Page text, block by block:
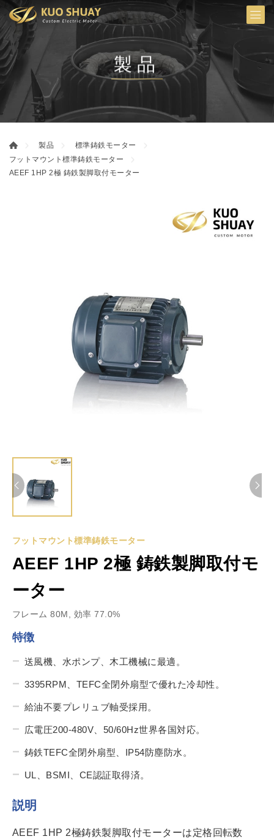
製品
製品
標準鋳鉄モーター
フットマウント標準鋳鉄モーター
AEEF 1HP 2極 鋳鉄製脚取付モーター
フットマウント標準鋳鉄モーター
AEEF 1HP 2極 鋳鉄製脚取付モ
ーター
フレーム 80M, 効率 77.0%
特徴
送風機、水ポンプ、木工機械に最適。
3395RPM、TEFC全閉外扇型で優れた冷却性。
給油不要プレリュブ軸受採用。
広電圧200-480V、50/60Hz世界各国対応。
鋳鉄TEFC全閉外扇型、IP54防塵防水。
UL、BSMI、CE認証取得済。
説明
AEEF 1HP 2極鋳鉄製脚取付モーターは定格回転数